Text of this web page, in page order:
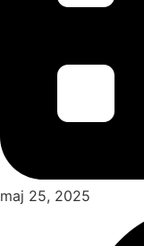
maj 25, 2025